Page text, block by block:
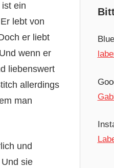
ein
lebt von
er liebt
wenn er
liebenswert
allerdings
man
und
sie